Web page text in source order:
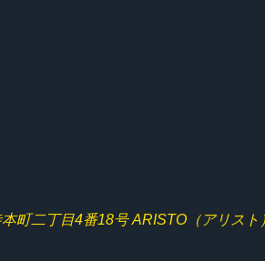
町二丁目4番18号ARISTO（アリスト